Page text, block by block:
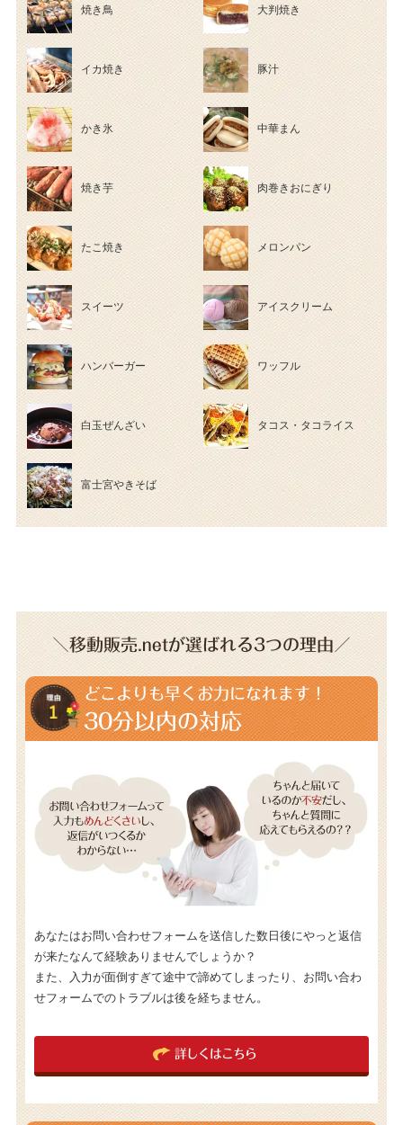
焼き鳥 大判焼き
イカ焼き 豚汁
かき氷 中華まん
焼き芋 肉巻きおにぎり
たこ焼き メロンパン
スイーツ アイスクリーム
ハンバーガー ワッフル
白玉ぜんざい タコス・タコライス
富士宮やきそば
＼移動販売.netが選ばれる3つの理由／
どこよりも早くお力になれます！
30分以内の対応
あなたはお問い合わせフォームを送信した数日後にやっと返信
が来たなんて経験ありませんでしょうか？
また、入力が面倒すぎて途中で諦めてしまったり、お問い合わ
せフォームでのトラブルは後を経ちません。
詳しくはこちら